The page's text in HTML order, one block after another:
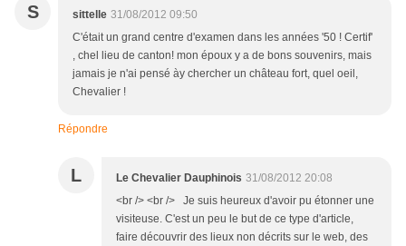
S sittelle 31/08/2012 09:50
C'était un grand centre d'examen dans les années '50 ! Certif'
, chel lieu de canton! mon époux y a de bons souvenirs, mais
jamais je n'ai pensé ày chercher un château fort, quel oeil,
Chevalier !
Répondre
L Le Chevalier Dauphinois 31/08/2012 20:08
<br /> <br /> Je suis heureux d'avoir pu étonner une
visiteuse. C'est un peu le but de ce type d'article,
faire découvrir des lieux non décrits sur le web, des